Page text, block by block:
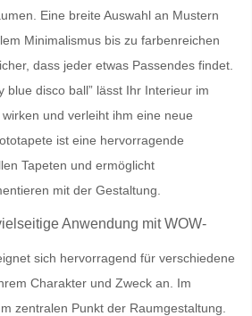
. Eine breite Auswahl an Mustern
Minimalismus bis zu farbenreichen
dass jeder etwas Passendes findet.
blue disco ball” lässt Ihr Interieur im
wirken und verleiht ihm eine neue
ist eine hervorragende
Tapeten und ermöglicht
mit der Gestaltung.
Anwendung mit WOW-
sich hervorragend für verschiedene
Charakter und Zweck an. Im
zentralen Punkt der Raumgestaltung.